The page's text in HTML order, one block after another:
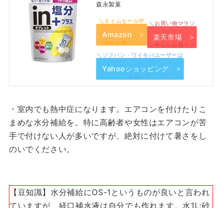
森永製菓
Amazon 楽天市場
Yahooショッピング
・室内でも熱中症になります。エアコンを付けたりこ
まめな水分補給を。特に高齢者や女性はエアコンが苦
手で付けない人が多いですが、絶対に付けて暑さをし
のいでください。
【豆知識】水分補給にOS-1というものが良いと言われ
ていますが、経口補水液は自分でも作れます。水1L:砂